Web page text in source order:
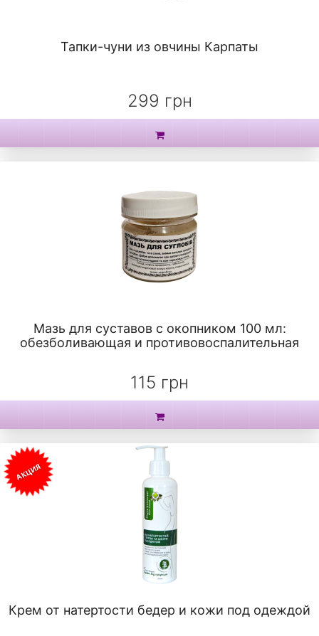
Тапки-чуни из овчины Карпаты
299 грн
Мазь для суставов с окопником 100 мл:
обезболивающая и противовоспалительная
115 грн
Крем от натертости бедер и кожи под одеждой
АКЦИЯ